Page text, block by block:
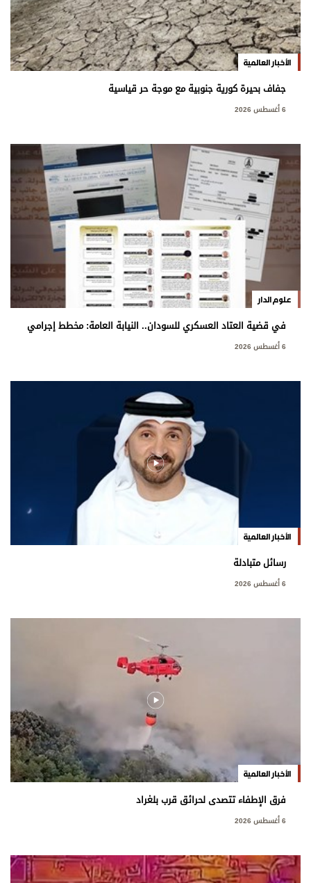
الأخبار العالمية
جفاف بحيرة كورية جنوبية مع موجة حر قياسية
6 أغسطس 2026
علوم الدار
في قضية العتاد العسكري للسودان.. النيابة العامة: مخطط إجرامي
استهدف المساس بسيادة الدولة6 أغسطس 2026
الأخبار العالمية
رسائل متبادلة
6 أغسطس 2026
الأخبار العالمية
فرق الإطفاء تتصدى لحرائق قرب بلغراد
6 أغسطس 2026